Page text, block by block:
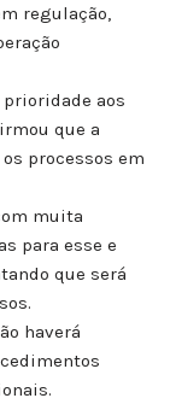
regulação,
aos
que a
processos em
muita
para esse e
que será
haverá